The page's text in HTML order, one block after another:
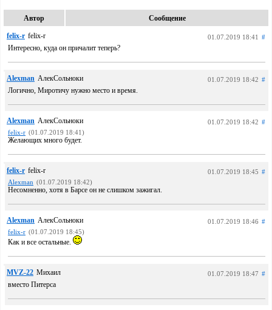
Автор Сообщение
felix-r felix-r 01.07.2019 18:41 #
Интересно, куда он причалит теперь?
Alexman АлекСольноки 01.07.2019 18:42 #
Логично, Миротичу нужно место и время.
Alexman АлекСольноки 01.07.2019 18:42 #
felix-r (01.07.2019 18:41)
Желающих много будет.
felix-r felix-r 01.07.2019 18:45 #
Alexman (01.07.2019 18:42)
Несомненно, хотя в Барсе он не слишком зажигал.
Alexman АлекСольноки 01.07.2019 18:46 #
felix-r (01.07.2019 18:45)
Как и все остальные.
MVZ-22 Михаил 01.07.2019 18:47 #
вместо Питерса